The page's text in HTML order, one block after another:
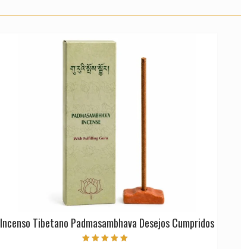
Incenso Tibetano Padmasambhava Desejos Cumpridos